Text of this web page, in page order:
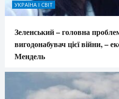
УКРАЇНА І СВІТ
Зеленський – головна
вигодонабувач цієї війни, –
Мендель